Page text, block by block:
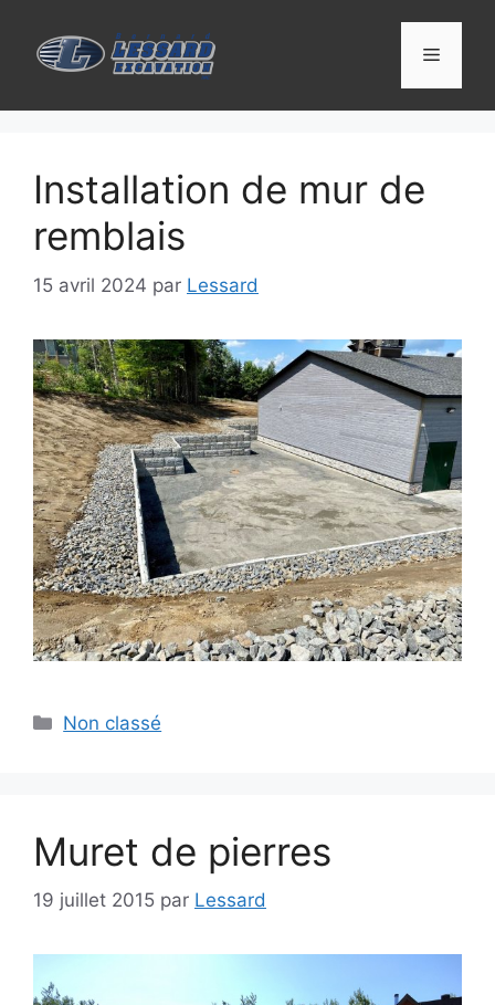
Installation de mur de
remblais
15 avril 2024 par Lessard
Non classé
Muret de pierres
19 juillet 2015 par Lessard